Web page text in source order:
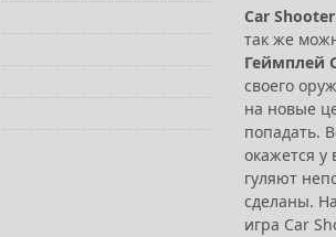
Car Shooter
так же
Геймплей
своего
на новые
попадать.
окажется у
гуляют
сделаны.
игра Car